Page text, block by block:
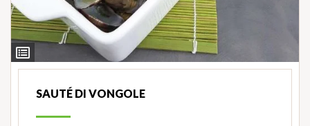
Ingredienti
SAUTÉ DI VONGOLE